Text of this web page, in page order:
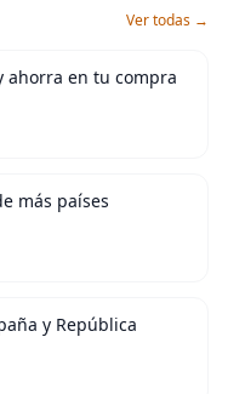
Ver todas →
ahorra en tu compra
más países
y República